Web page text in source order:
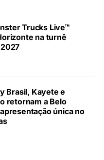
Trucks Live™
na turnê
Brasil, Kayete e
retornam a Belo
única no